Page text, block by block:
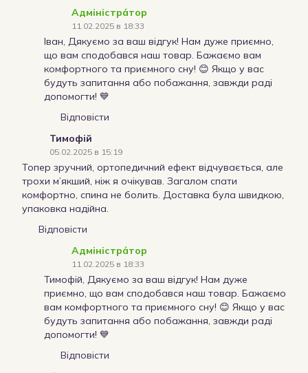
Адміністра́тор
11.02.2025 в 18:33
Іван, Дякуємо за ваш відгук! Нам дуже приємно,
що вам сподобався наш товар. Бажаємо вам
комфортного та приємного сну! 😊 Якщо у вас
будуть запитання або побажання, завжди раді
допомогти! 💙
Відповісти
Тимофій
05.02.2025 в 15:19
Топер зручний, ортопедичний ефект відчувається, але
трохи м’якший, ніж я очікував. Загалом спати
комфортно, спина не болить. Доставка була швидкою,
упаковка надійна.
Відповісти
Адміністра́тор
11.02.2025 в 18:33
Тимофій, Дякуємо за ваш відгук! Нам дуже
приємно, що вам сподобався наш товар. Бажаємо
вам комфортного та приємного сну! 😊 Якщо у вас
будуть запитання або побажання, завжди раді
допомогти! 💙
Відповісти